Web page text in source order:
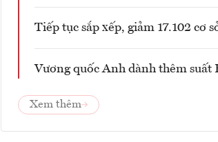
Tiếp tục sắp xếp, giảm 17.102 cơ
Vương quốc Anh dành thêm
Xem thêm